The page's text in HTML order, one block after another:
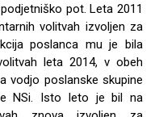
pot. Leta 2011
volitvah izvoljen za
poslanca mu je bila
leta 2014, v obeh
vodjo poslanske skupine
NSi. Isto leto je bil na